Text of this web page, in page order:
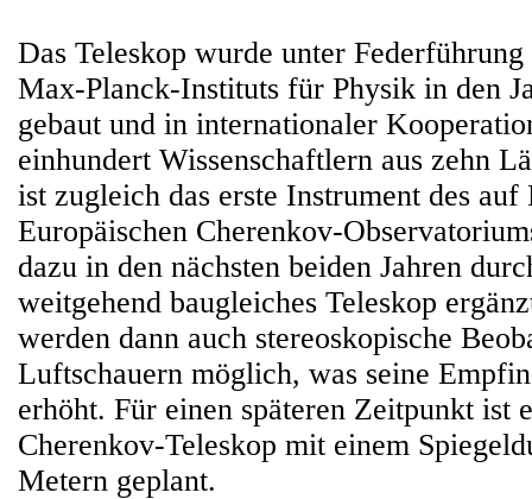
Das Teleskop wurde unter
Max-Planck-Instituts für Physik in den
gebaut und in internationaler
einhundert Wissenschaftlern aus zehn
ist zugleich das erste Instrument des auf
Europäischen Cherenkov-
dazu in den nächsten beiden Jahren
weitgehend baugleiches Teleskop
werden dann auch stereoskopische
Luftschauern möglich, was seine
erhöht. Für einen späteren Zeitpunkt ist
Cherenkov-Teleskop mit einem
Metern geplant.